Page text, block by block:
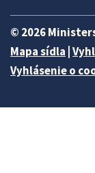
© 2026
Mapa sídla
Vyhlásenie o